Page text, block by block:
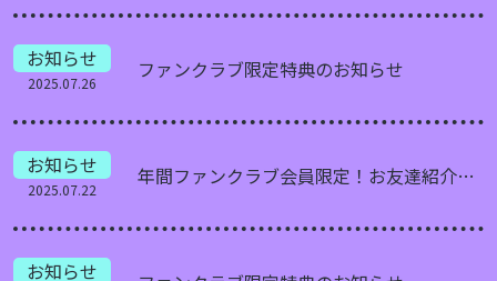
お知らせ
2025.07.26
ファンクラブ限定特典のお知らせ
お知らせ
2025.07.22
年間ファンクラブ会員限定！お友達紹介キャンペーン
お知らせ